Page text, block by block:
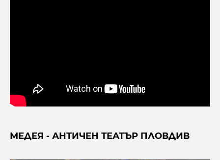
МЕДЕЯ - АНТИЧЕН ТЕАТЪР ПЛОВДИВ